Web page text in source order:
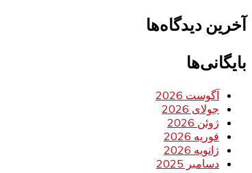
آخرین دیدگاه‌ها
بایگانی‌ها
آگوست 2026
جولای 2026
ژوئن 2026
فوریه 2026
ژانویه 2026
دسامبر 2025